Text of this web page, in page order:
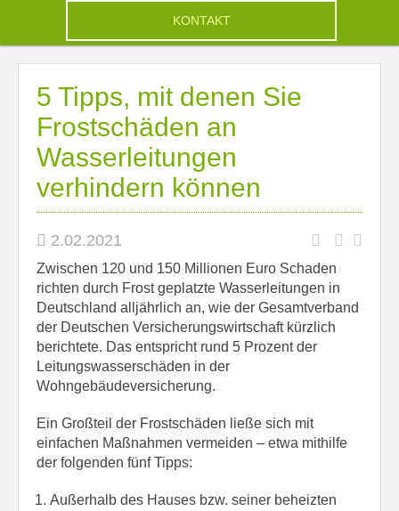
KONTAKT
5 Tipps, mit denen Sie
Frostschäden an
Wasserleitungen
verhindern können
2.02.2021
Zwischen 120 und 150 Millionen Euro Schaden
richten durch Frost geplatzte Wasserleitungen in
Deutschland alljährlich an, wie der Gesamtverband
der Deutschen Versicherungswirtschaft kürzlich
berichtete. Das entspricht rund 5 Prozent der
Leitungswasserschäden in der
Wohngebäudeversicherung.
Ein Großteil der Frostschäden ließe sich mit
einfachen Maßnahmen vermeiden – etwa mithilfe
der folgenden fünf Tipps:
Außerhalb des Hauses bzw. seiner beheizten